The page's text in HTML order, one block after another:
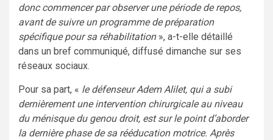
donc commencer par observer une période de repos,
avant de suivre un programme de préparation
spécifique pour sa réhabilitation», a-t-elle détaillé
dans un bref communiqué, diffusé dimanche sur ses
réseaux sociaux.
Pour sa part, « le défenseur Adem Alilet, qui a subi
dernièrement une intervention chirurgicale au niveau
du ménisque du genou droit, est sur le point d’aborder
la dernière phase de sa rééducation motrice. Après